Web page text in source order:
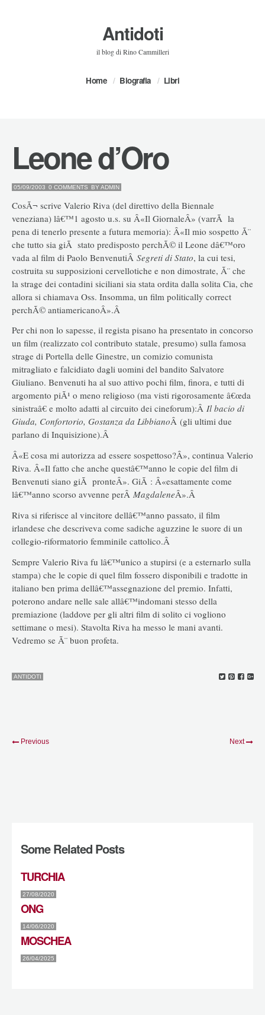
Antidoti
il blog di Rino Cammilleri
Home Biografia Libri
Leone d’Oro
05/09/2003 0 COMMENTS BY ADMIN
CosÃ¬ scrive Valerio Riva (del direttivo della Biennale
veneziana) lâ€™1 agosto u.s. su Â«Il GiornaleÂ» (varrÃ la
pena di tenerlo presente a futura memoria): Â«Il mio sospetto Ã¨
che tutto sia giÃ stato predisposto perchÃ© il Leone dâ€™oro
vada al film di Paolo BenvenutiÂ Segreti di Stato, la cui tesi,
costruita su supposizioni cervellotiche e non dimostrate, Ã¨ che
la strage dei contadini siciliani sia stata ordita dalla solita Cia, che
allora si chiamava Oss. Insomma, un film politically correct
perchÃ© antiamericanoÂ».Â
Per chi non lo sapesse, il regista pisano ha presentato in concorso
un film (realizzato col contributo statale, presumo) sulla famosa
strage di Portella delle Ginestre, un comizio comunista
mitragliato e falcidiato dagli uomini del bandito Salvatore
Giuliano. Benvenuti ha al suo attivo pochi film, finora, e tutti di
argomento piÃ¹ o meno religioso (ma visti rigorosamente â€œda
sinistraâ€ e molto adatti al circuito dei cineforum):Â Il bacio di
Giuda, Confortorio, Gostanza da LibbianoÂ (gli ultimi due
parlano di Inquisizione).Â
Â«E cosa mi autorizza ad essere sospettoso?Â», continua Valerio
Riva. Â«Il fatto che anche questâ€™anno le copie del film di
Benvenuti siano giÃ pronteÂ». GiÃ : Â«esattamente come
lâ€™anno scorso avvenne perÂ MagdaleneÂ».Â
Riva si riferisce al vincitore dellâ€™anno passato, il film
irlandese che descriveva come sadiche aguzzine le suore di un
collegio-riformatorio femminile cattolico.Â
Sempre Valerio Riva fu lâ€™unico a stupirsi (e a esternarlo sulla
stampa) che le copie di quel film fossero disponibili e tradotte in
italiano ben prima dellâ€™assegnazione del premio. Infatti,
poterono andare nelle sale allâ€™indomani stesso della
premiazione (laddove per gli altri film di solito ci vogliono
settimane o mesi). Stavolta Riva ha messo le mani avanti.
Vedremo se Ã¨ buon profeta.
ANTIDOTI
Previous Next
Some Related Posts
TURCHIA
27/08/2020
ONG
14/06/2020
MOSCHEA
26/04/2025